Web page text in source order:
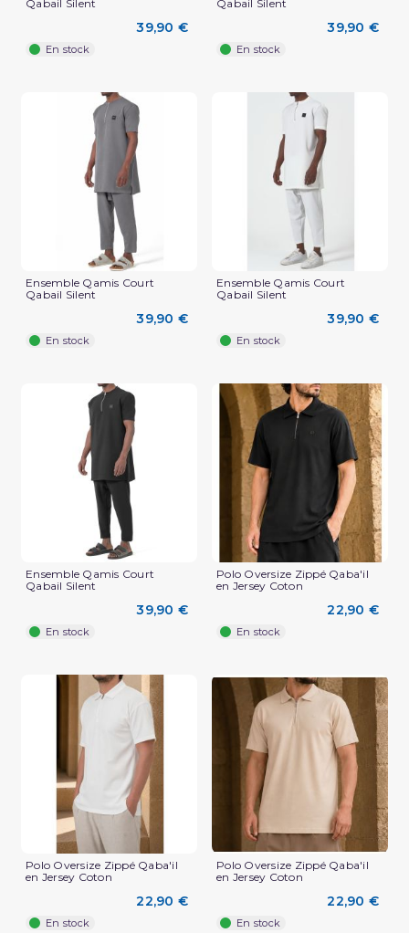
Qabail Silent
39,90 €
En stock
Qabail Silent
39,90 €
En stock
Ensemble Qamis Court
Qabail Silent
39,90 €
En stock
Ensemble Qamis Court
Qabail Silent
39,90 €
En stock
Ensemble Qamis Court
Qabail Silent
39,90 €
En stock
Polo Oversize Zippé Qaba'il
en Jersey Coton
22,90 €
En stock
Polo Oversize Zippé Qaba'il
en Jersey Coton
22,90 €
En stock
Polo Oversize Zippé Qaba'il
en Jersey Coton
22,90 €
En stock